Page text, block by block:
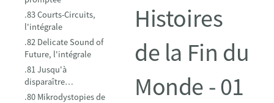
.83 Courts-Circuits,
l'intégrale
.82 Delicate Sound of
Future, l'intégrale
.81 Jusqu'à
disparaître…
.80 Mikrodystopies de
Histoires
de la Fin du
Monde - 01